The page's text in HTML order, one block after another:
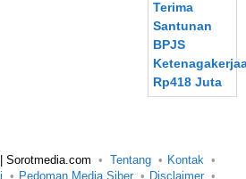
Sorotmedia.com Tentang
Kontak
Pedoman Media Siber Disclaimer